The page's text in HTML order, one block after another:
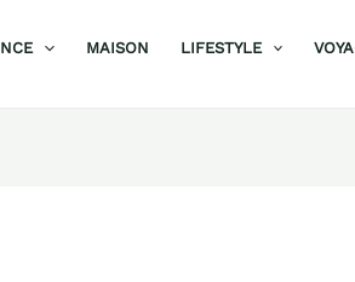
MAISON LIFESTYLE